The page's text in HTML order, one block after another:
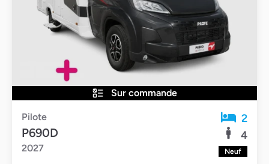
Sur commande
Pilote
P690D
2027
2
4
Neuf